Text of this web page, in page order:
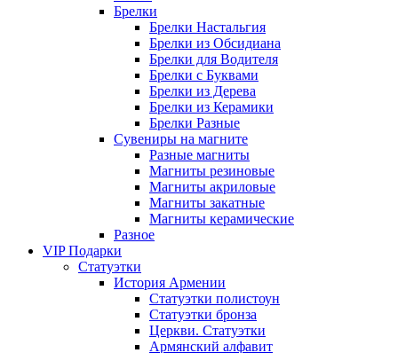
Брелки
Брелки Настальгия
Брелки из Обсидиана
Брелки для Водителя
Брелки с Буквами
Брелки из Дерева
Брелки из Керамики
Брелки Разные
Сувениры на магните
Разные магниты
Магниты резиновые
Магниты акриловые
Магниты закатные
Магниты керамические
Разное
VIP Подарки
Статуэтки
История Армении
Статуэтки полистоун
Статуэтки бронза
Церкви. Статуэтки
Армянский алфавит